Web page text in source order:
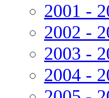
2001 -
2002 -
2003 -
2004 -